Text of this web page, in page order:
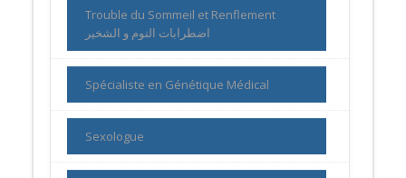
Trouble du Sommeil et Renflement
اضطرابات النوم و الشخير
Spécialiste en Génétique Médical
Sexologue